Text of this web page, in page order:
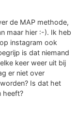
de MAP methode,
maar hier :-). Ik heb
instagram ook
is dat niemand
keer weer uit bij
er niet over
Is dat het
heeft?